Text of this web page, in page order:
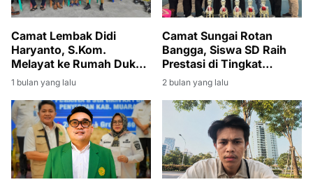
Camat Lembak Didi
Haryanto, S.Kom.
Melayat ke Rumah Duka
Istri Sekcam Gelumbang
1 bulan yang lalu
Camat Sungai Rotan
Bangga, Siswa SD Raih
Prestasi di Tingkat
Kabupaten
2 bulan yang lalu